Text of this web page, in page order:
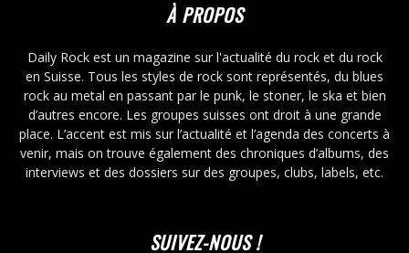
À PROPOS
Daily Rock est un magazine sur l'actualité du rock et du rock
en Suisse. Tous les styles de rock sont représentés, du blues
rock au metal en passant par le punk, le stoner, le ska et bien
d’autres encore. Les groupes suisses ont droit à une grande
place. L’accent est mis sur l’actualité et l’agenda des concerts à
venir, mais on trouve également des chroniques d’albums, des
interviews et des dossiers sur des groupes, clubs, labels, etc.
SUIVEZ-NOUS !